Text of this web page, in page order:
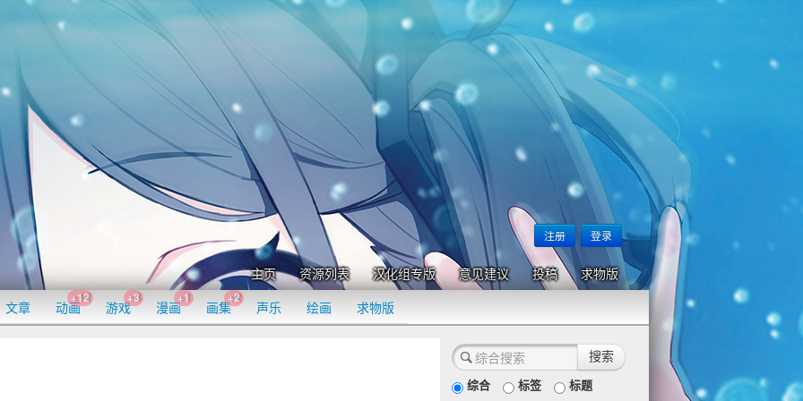
注册 登录
主页 资源列表 汉化组专版 意见建议 投稿 求物版
文章 动画
+12
游戏
+3
漫画
+1
画集
+2
声乐 绘画 求物版
综合 标签 标题